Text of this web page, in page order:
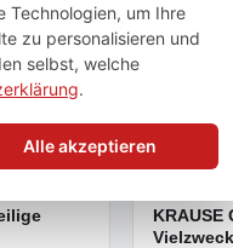
KRAUSE
Technologien, um Ihre
zu personalisieren und
selbst, welche
.
Alle akzeptieren